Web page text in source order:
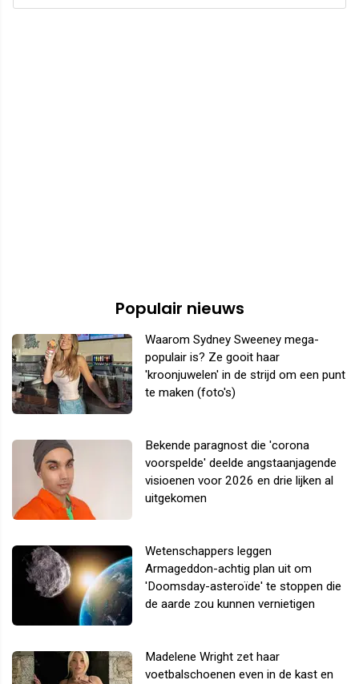
Populair nieuws
Waarom Sydney Sweeney mega-
populair is? Ze gooit haar
'kroonjuwelen' in de strijd om een punt
te maken (foto's)
Bekende paragnost die 'corona
voorspelde' deelde angstaanjagende
visioenen voor 2026 en drie lijken al
uitgekomen
Wetenschappers leggen
Armageddon-achtig plan uit om
'Doomsday-asteroïde' te stoppen die
de aarde zou kunnen vernietigen
Madelene Wright zet haar
voetbalschoenen even in de kast en